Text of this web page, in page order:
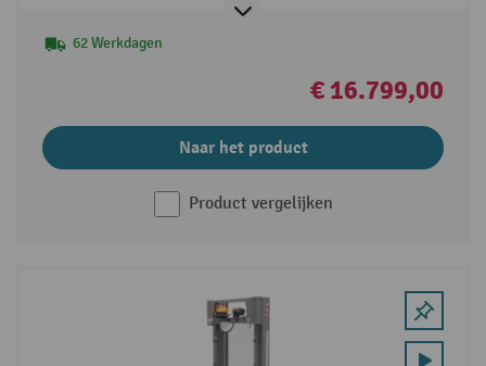
62 Werkdagen
€ 16.799,00
Naar het product
Product vergelijken